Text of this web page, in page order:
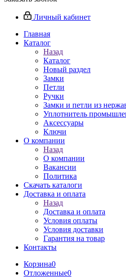
Личный кабинет
Главная
Каталог
Назад
Каталог
Новый раздел
Замки
Петли
Ручки
Замки и петли из
Уплотнитель
Аксессуары
Ключи
О компании
Назад
О компании
Вакансии
Политика
Скачать каталоги
Доставка и оплата
Назад
Доставка и оплата
Условия оплаты
Условия доставки
Гарантия на товар
Контакты
Корзина0
Отложенные0